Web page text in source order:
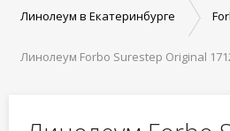
Линолеум в Екатеринбурге
Линолеум Forbo Surestep Original